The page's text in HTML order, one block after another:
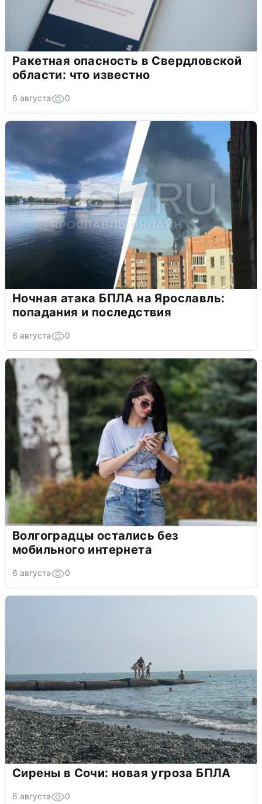
Ракетная опасность в Свердловской
области: что известно
6 августа 0
Ночная атака БПЛА на Ярославль:
попадания и последствия
6 августа 0
Волгоградцы остались без
мобильного интернета
6 августа 0
Сирены в Сочи: новая угроза БПЛА
6 августа 0